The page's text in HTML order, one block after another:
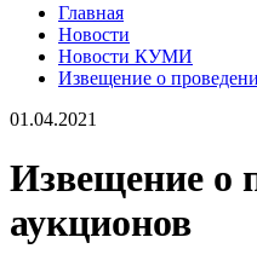
Главная
Новости
Новости КУМИ
Извещение о
01.04.2021
Извещение о
аукционов